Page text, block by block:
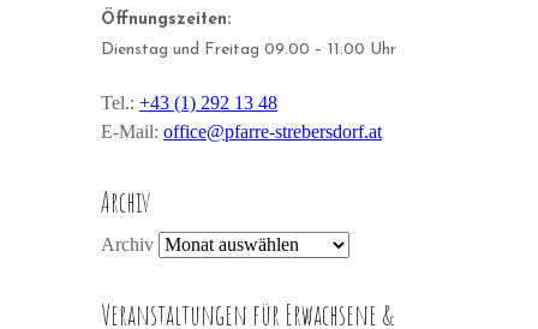
Öffnungszeiten:
Dienstag und Freitag 09.00 – 11.00 Uhr
Tel.: +43 (1) 292 13 48
E-Mail: office@pfarre-strebersdorf.at
Archiv
Archiv
Veranstaltungen für Erwachsene &